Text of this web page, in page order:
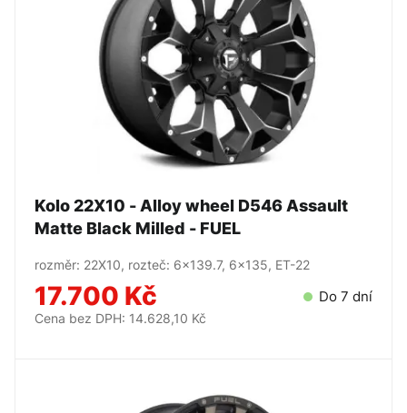
Kolo 22X10 - Alloy wheel D546 Assault
rozměr: 22X10, rozteč: 6x139.7, 6x135, ET-22
17.700 Kč Do 7 dní
Cena bez DPH: 14.628,10 Kč